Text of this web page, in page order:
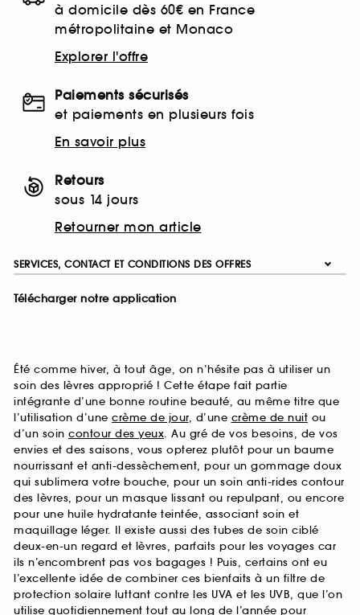
à domicile dès 60€ en France
métropolitaine et Monaco
Explorer l'offre
Paiements sécurisés
et paiements en plusieurs fois
En savoir plus
Retours
sous 14 jours
Retourner mon article
SERVICES, CONTACT ET CONDITIONS DES OFFRES
Télécharger notre application
Été comme hiver, à tout âge, on n’hésite pas à utiliser un
soin des lèvres approprié ! Cette étape fait partie
intégrante d’une bonne routine beauté, au même titre que
l’utilisation d’une crème de jour, d’une crème de nuit ou
d’un soin contour des yeux. Au gré de vos besoins, de vos
envies et des saisons, vous opterez plutôt pour un baume
nourrissant et anti-dessèchement, pour un gommage doux
qui sublimera votre bouche, pour un soin anti-rides contour
des lèvres, pour un masque lissant ou repulpant, ou encore
pour une huile hydratante teintée, associant soin et
maquillage léger. Il existe aussi des tubes de soin ciblé
deux-en-un regard et lèvres, parfaits pour les voyages car
ils n’encombrent pas vos bagages ! Puis, certains ont eu
l’excellente idée de combiner ces bienfaits à un filtre de
protection solaire luttant contre les UVA et les UVB, que l’on
utilise quotidiennement tout au long de l’année pour